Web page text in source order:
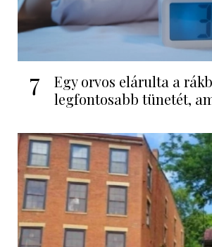
7
Egy orvos elárulta a
legfontosabb tünetét,